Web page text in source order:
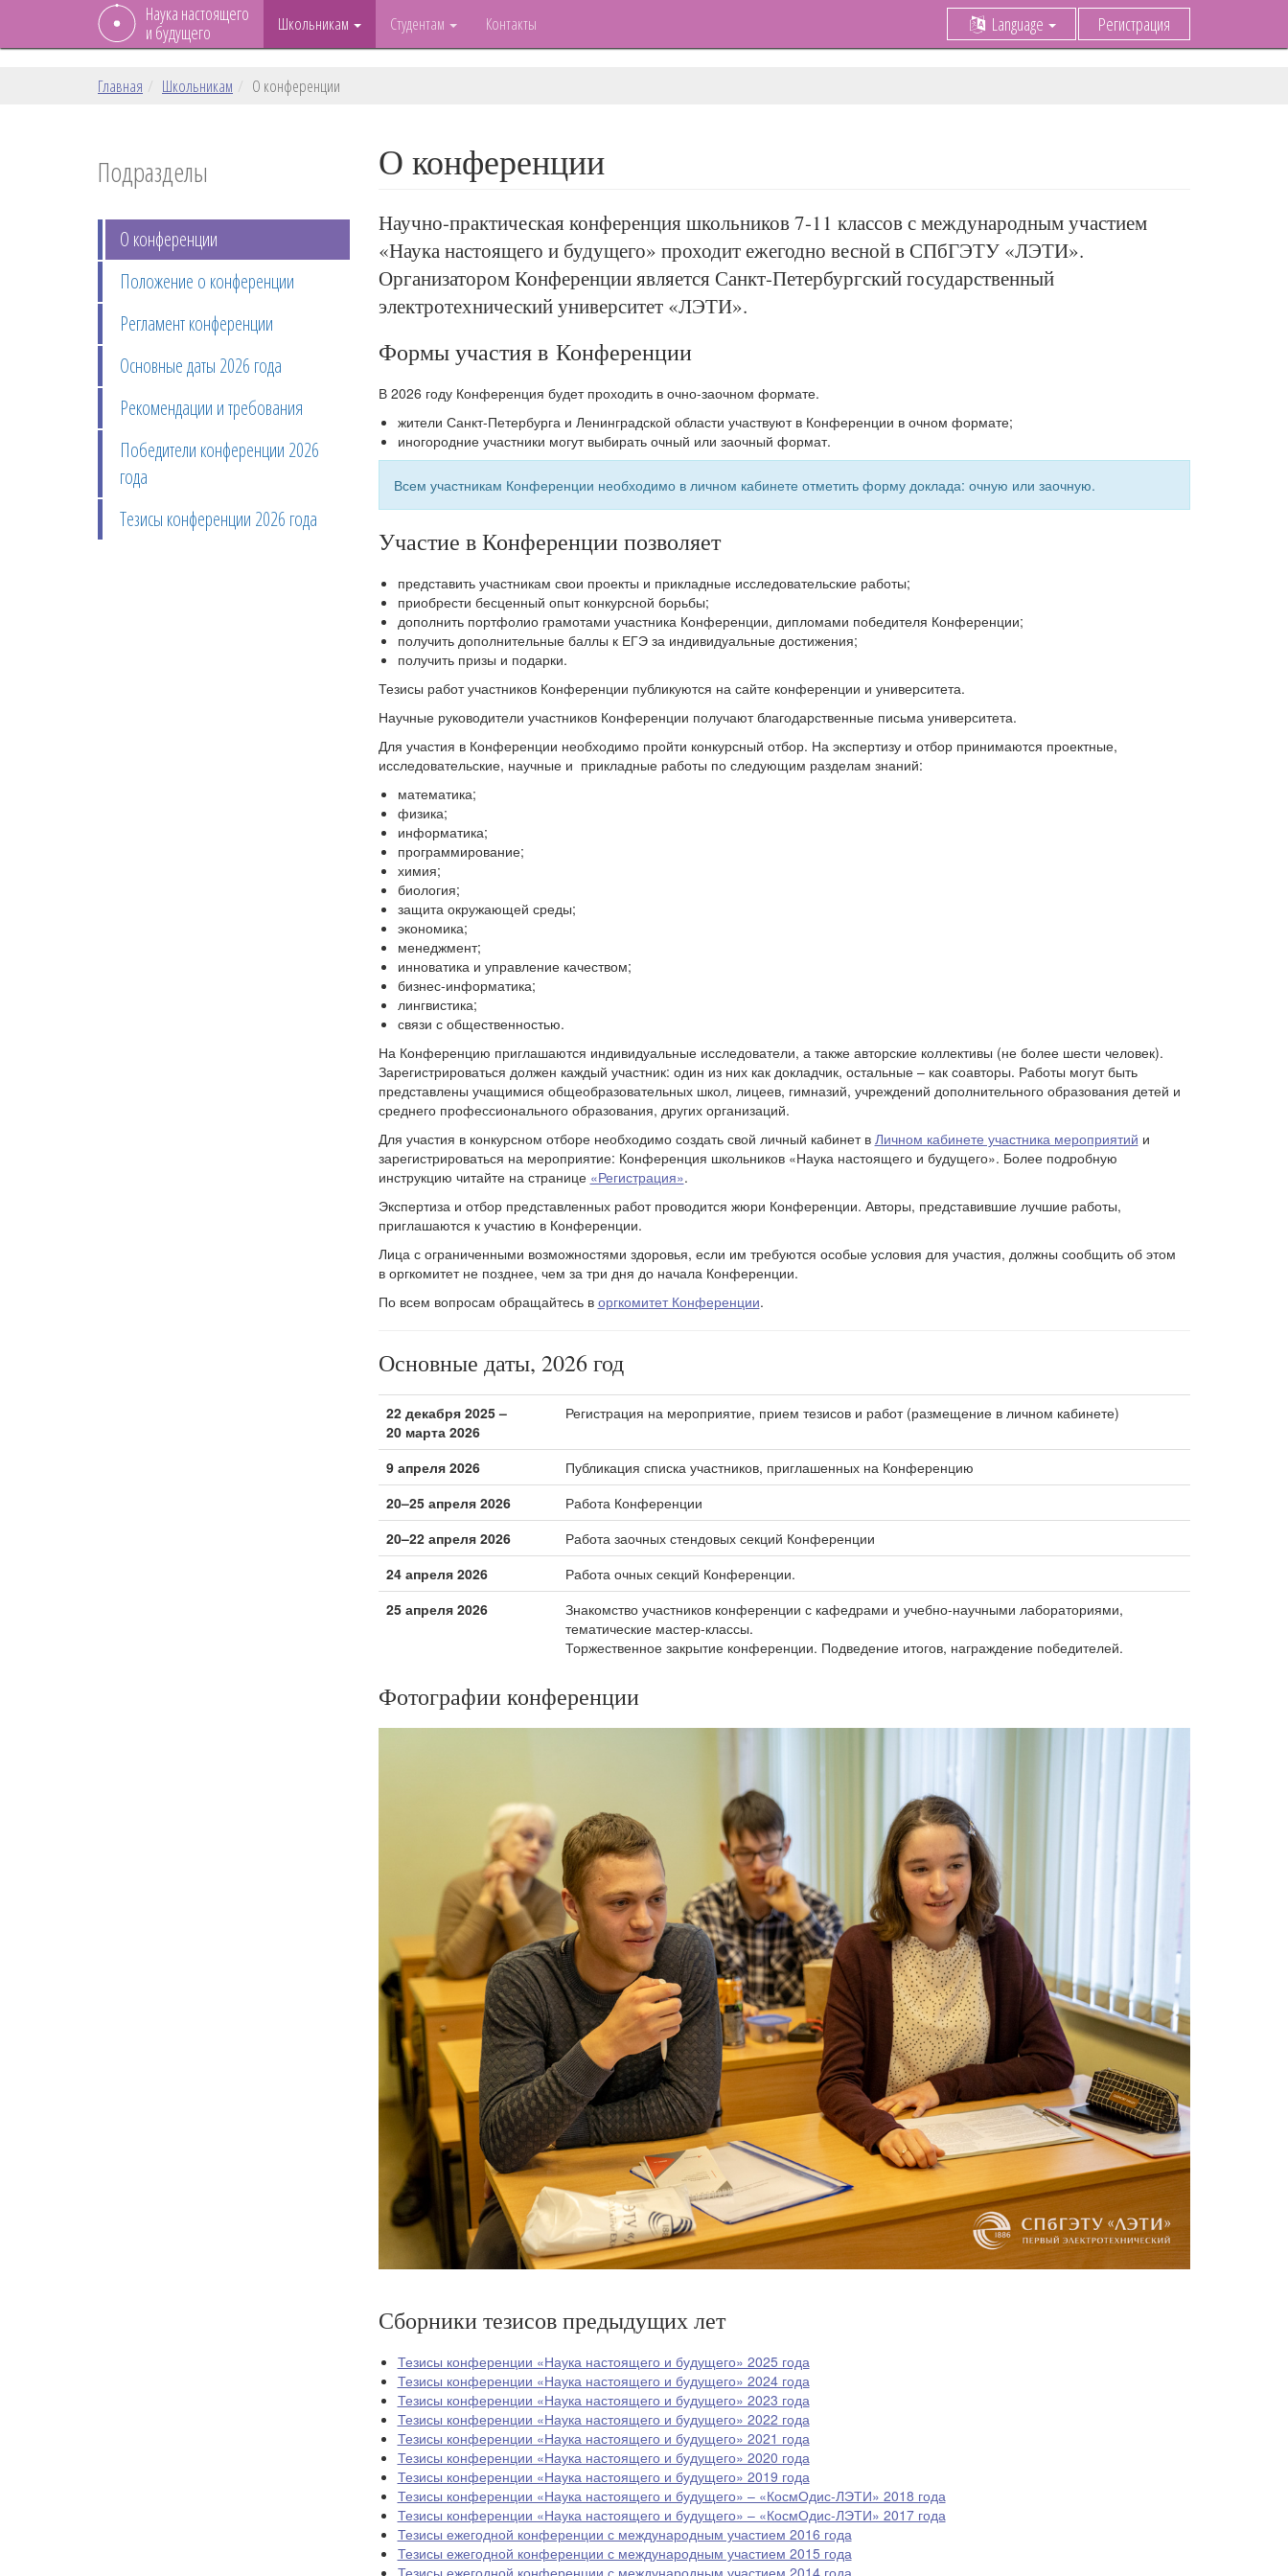
Наука настоящего
и будущего
Школьникам Студентам Контакты Language Регистрация
Главная Школьникам О конференции
Подразделы
О конференции
Положение о конференции
Регламент конференции
Основные даты 2026 года
Рекомендации и требования
Победители конференции 2026
года
Тезисы конференции 2026 года
О конференции
Научно-практическая конференция школьников 7-11 классов с международным участием
«Наука настоящего и будущего» проходит ежегодно весной в СПбГЭТУ «ЛЭТИ».
Организатором Конференции является Санкт-Петербургский государственный
электротехнический университет «ЛЭТИ».
Формы участия в Конференции
В 2026 году Конференция будет проходить в очно-заочном формате.
жители Санкт-Петербурга и Ленинградской области участвуют в Конференции в очном формате;
иногородние участники могут выбирать очный или заочный формат.
Всем участникам Конференции необходимо в личном кабинете отметить форму доклада: очную или заочную.
Участие в Конференции позволяет
представить участникам свои проекты и прикладные исследовательские работы;
приобрести бесценный опыт конкурсной борьбы;
дополнить портфолио грамотами участника Конференции, дипломами победителя Конференции;
получить дополнительные баллы к ЕГЭ за индивидуальные достижения;
получить призы и подарки.
Тезисы работ участников Конференции публикуются на сайте конференции и университета.
Научные руководители участников Конференции получают благодарственные письма университета.
Для участия в Конференции необходимо пройти конкурсный отбор. На экспертизу и отбор принимаются проектные,
исследовательские, научные и прикладные работы по следующим разделам знаний:
математика;
физика;
информатика;
программирование;
химия;
биология;
защита окружающей среды;
экономика;
менеджмент;
инноватика и управление качеством;
бизнес-информатика;
лингвистика;
связи с общественностью.
На Конференцию приглашаются индивидуальные исследователи, а также авторские коллективы (не более шести человек).
Зарегистрироваться должен каждый участник: один из них как докладчик, остальные – как соавторы. Работы могут быть
представлены учащимися общеобразовательных школ, лицеев, гимназий, учреждений дополнительного образования детей и
среднего профессионального образования, других организаций.
Для участия в конкурсном отборе необходимо создать свой личный кабинет в Личном кабинете участника мероприятий и
зарегистрироваться на мероприятие: Конференция школьников «Наука настоящего и будущего». Более подробную
инструкцию читайте на странице «Регистрация».
Экспертиза и отбор представленных работ проводится жюри Конференции. Авторы, представившие лучшие работы,
приглашаются к участию в Конференции.
Лица с ограниченными возможностями здоровья, если им требуются особые условия для участия, должны сообщить об этом
в оргкомитет не позднее, чем за три дня до начала Конференции.
По всем вопросам обращайтесь в оргкомитет Конференции.
Основные даты, 2026 год
22 декабря 2025 –
20 марта 2026
Регистрация на мероприятие, прием тезисов и работ (размещение в личном кабинете)
9 апреля 2026
Публикация списка участников, приглашенных на Конференцию
20–25 апреля 2026
Работа Конференции
20–22 апреля 2026
Работа заочных стендовых секций Конференции
24 апреля 2026
Работа очных секций Конференции.
25 апреля 2026
Знакомство участников конференции с кафедрами и учебно-научными лабораториями,
тематические мастер-классы.
Торжественное закрытие конференции. Подведение итогов, награждение победителей.
Фотографии конференции
Сборники тезисов предыдущих лет
Тезисы конференции «Наука настоящего и будущего» 2025 года
Тезисы конференции «Наука настоящего и будущего» 2024 года
Тезисы конференции «Наука настоящего и будущего» 2023 года
Тезисы конференции «Наука настоящего и будущего» 2022 года
Тезисы конференции «Наука настоящего и будущего» 2021 года
Тезисы конференции «Наука настоящего и будущего» 2020 года
Тезисы конференции «Наука настоящего и будущего» 2019 года
Тезисы конференции «Наука настоящего и будущего» – «КосмОдис-ЛЭТИ» 2018 года
Тезисы конференции «Наука настоящего и будущего» – «КосмОдис-ЛЭТИ» 2017 года
Тезисы ежегодной конференции с международным участием 2016 года
Тезисы ежегодной конференции с международным участием 2015 года
Тезисы ежегодной конференции с международным участием 2014 года